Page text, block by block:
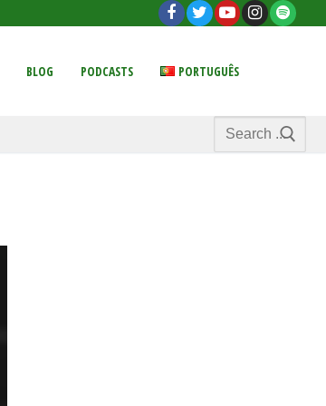
BLOG PODCASTS PORTUGUÊS
Search
for: